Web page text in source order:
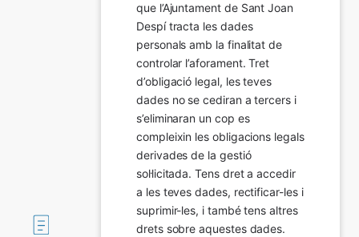
Imatge
que l’Ajuntament de Sant Joan
Despí tracta les dades
personals amb la finalitat de
controlar l’aforament. Tret
d’obligació legal, les teves
dades no se cediran a tercers i
s’eliminaran un cop es
compleixin les obligacions legals
derivades de la gestió
sol·licitada. Tens dret a accedir
a les teves dades, rectificar-les i
suprimir-les, i també tens altres
drets sobre aquestes dades.